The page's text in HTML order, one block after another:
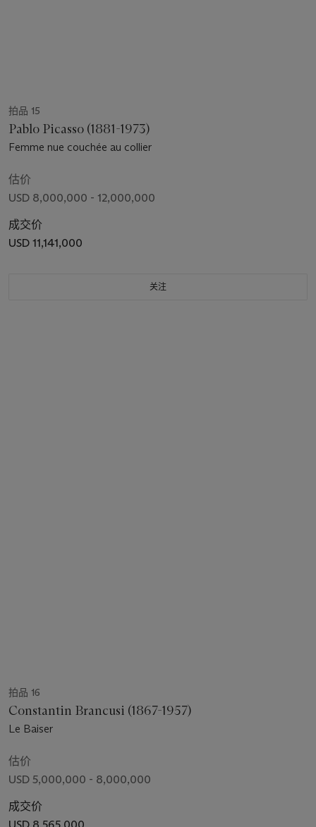
拍品 15
Pablo Picasso (1881-1973)
Femme nue couchée au collier
估价
USD 8,000,000 - 12,000,000
成交价
USD 11,141,000
关注
拍品 16
Constantin Brancusi (1867-1957)
Le Baiser
估价
USD 5,000,000 - 8,000,000
成交价